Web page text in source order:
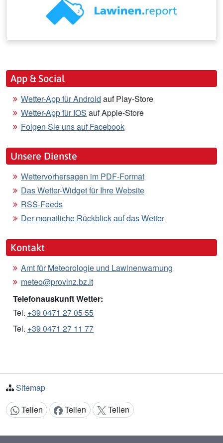
App & Social
Wetter-App für Android auf Play-Store
Wetter-App für IOS auf Apple-Store
Folgen Sie uns auf Facebook
Unsere Dienste
Wettervorhersagen im PDF-Format
Das Wetter-Widget für Ihre Website
RSS-Feeds
Der monatliche Rückblick auf das Wetter
Kontakt
Amt für Meteorologie und Lawinenwarnung
meteo@provinz.bz.it
Telefonauskunft Wetter:
Tel. +39 0471 27 05 55
Tel. +39 0471 27 11 77
Sitemap
Inhalt teilen:
Teilen Teilen Teilen